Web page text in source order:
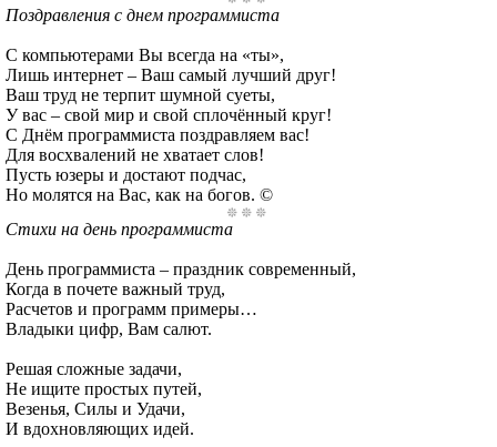
Поздравления с днем программиста
С компьютерами Вы всегда на «ты»,
Лишь интернет – Ваш самый лучший друг!
Ваш труд не терпит шумной суеты,
У вас – свой мир и свой сплочённый круг!
С Днём программиста поздравляем вас!
Для восхвалений не хватает слов!
Пусть юзеры и достают подчас,
Но молятся на Вас, как на богов. ©
Стихи на день программиста
День программиста – праздник современный,
Когда в почете важный труд,
Расчетов и программ примеры…
Владыки цифр, Вам салют.
Решая сложные задачи,
Не ищите простых путей,
Везенья, Силы и Удачи,
И вдохновляющих идей.